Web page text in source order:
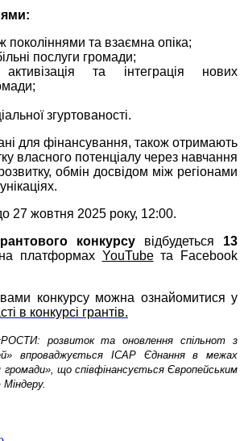
поколіннями та взаємна опіка;
послуги громади;
активізація та інтеграція нових
згуртованості.
для фінансування, також отримають
власного потенціалу через навчання
обмін досвідом між регіонами
27 жовтня 2025 року, 12:00.
конкурсу відбудеться 13
платформах YouTubeта Facebook
конкурсу можна ознайомитися у
в конкурсі грантів.
розвиток та оновлення спільнот з
впроваджується ІСАР Єднання в межах
що співфінансується Європейським